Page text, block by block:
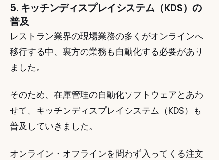
5. キッチンディスプレイシステム（KDS）の
普及
レストラン業界の現場業務の多くがオンラインへ
移行する中、裏方の業務も自動化する必要があり
ました。
そのため、在庫管理の自動化ソフトウェアとあわ
せて、キッチンディスプレイシステム（KDS）も
普及していきました。
オンライン・オフラインを問わず入ってくる注文